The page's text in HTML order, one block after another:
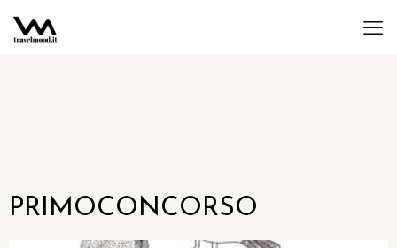
PRIMOCONCORSO